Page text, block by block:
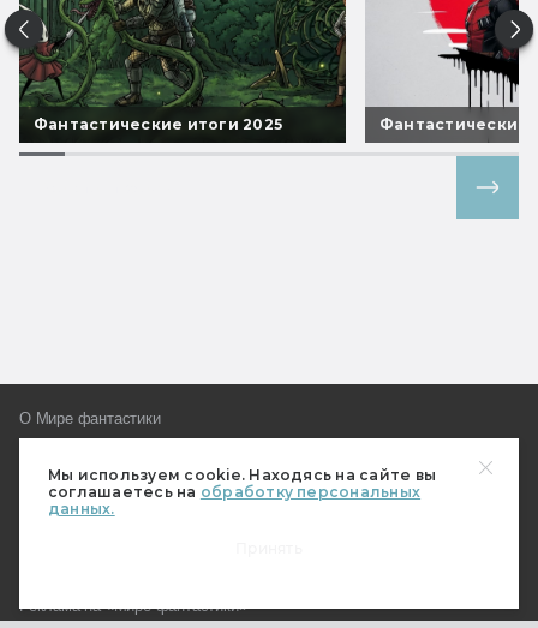
Мы используем cookie. Находясь на сайте вы
соглашаетесь на обработку персональных
данных.
Фантастические итоги 2025 Фантастические
О Мире фантастики
Подписка
Наш магазин
Реклама на «Мире фантастики»